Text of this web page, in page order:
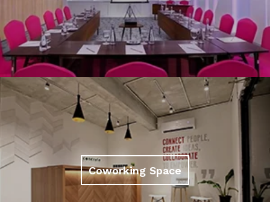
Coworking Space